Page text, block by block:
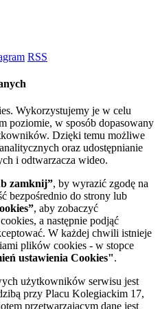
RSS
Wykorzystujemy je w celu
poziomie, w sposób dopasowany
Dzięki temu możliwe
oraz udostępnianie
i odtwarzacza wideo.
zamknij”, by wyrazić zgodę na
bezpośrednio do strony lub
, aby zobaczyć
a następnie podjąć
W każdej chwili istnieje
plików cookies - w stopce
ustawienia Cookies".
użytkowników serwisu jest
przy Placu Kolegiackim 17,
przetwarzającym dane jest